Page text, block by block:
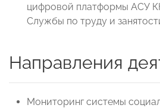
цифровой платформы АСУ
Службы по труду и
Направления
Мониторинг системы